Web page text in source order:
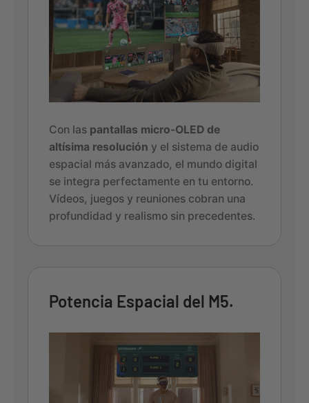
Con las pantallas micro-OLED de
altísima resolución y el sistema de audio
espacial más avanzado, el mundo digital
se integra perfectamente en tu entorno.
Vídeos, juegos y reuniones cobran una
profundidad y realismo sin precedentes.
Potencia Espacial del M5.